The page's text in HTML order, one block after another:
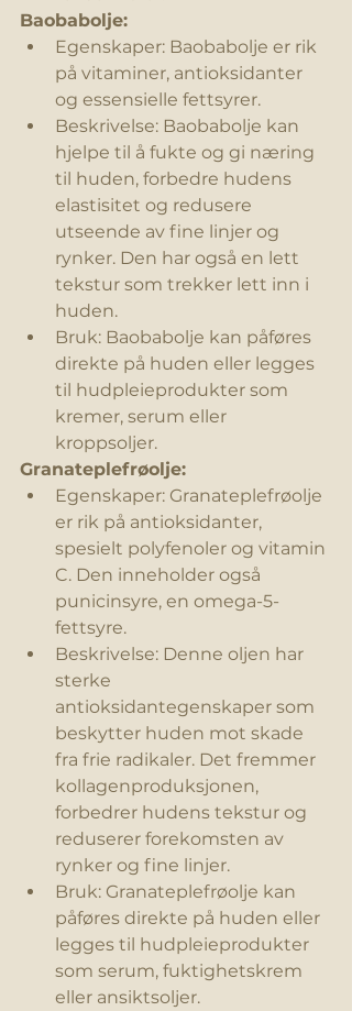
Baobabolje:
Egenskaper: Baobabolje er rik
på vitaminer, antioksidanter
og essensielle fettsyrer.
Beskrivelse: Baobabolje kan
hjelpe til å fukte og gi næring
til huden, forbedre hudens
elastisitet og redusere
utseende av fine linjer og
rynker. Den har også en lett
tekstur som trekker lett inn i
huden.
Bruk: Baobabolje kan påføres
direkte på huden eller legges
til hudpleieprodukter som
kremer, serum eller
kroppsoljer.
Granateplefrøolje:
Egenskaper: Granateplefrøolje
er rik på antioksidanter,
spesielt polyfenoler og vitamin
C. Den inneholder også
punicinsyre, en omega-5-
fettsyre.
Beskrivelse: Denne oljen har
sterke
antioksidantegenskaper som
beskytter huden mot skade
fra frie radikaler. Det fremmer
kollagenproduksjonen,
forbedrer hudens tekstur og
reduserer forekomsten av
rynker og fine linjer.
Bruk: Granateplefrøolje kan
påføres direkte på huden eller
legges til hudpleieprodukter
som serum, fuktighetskrem
eller ansiktsoljer.